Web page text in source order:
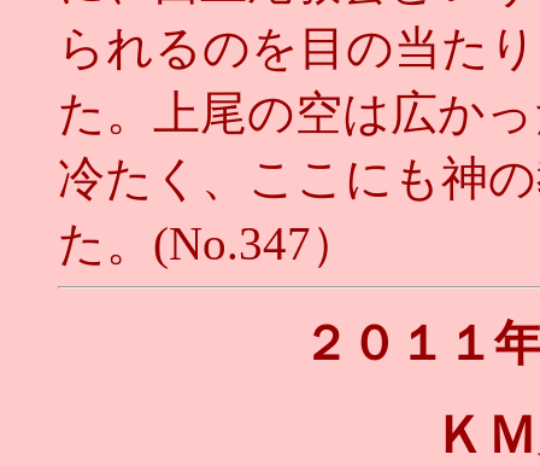
られるのを目の当た
た。上尾の空は広か
冷たく、ここにも神
た。(No.347）
２０１
Ｋ